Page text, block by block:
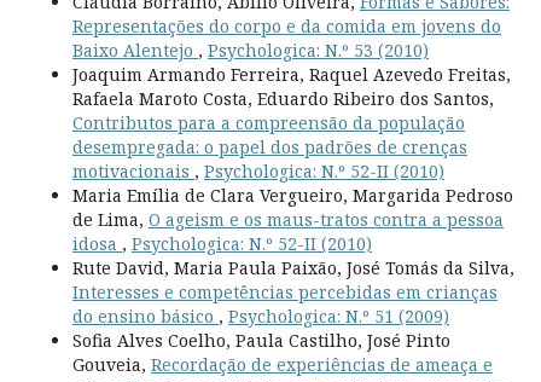
Representações do corpo e da comida em jovens do
Baixo Alentejo , Psychologica: N.º 53 (2010)
Joaquim Armando Ferreira, Raquel Azevedo Freitas,
Rafaela Maroto Costa, Eduardo Ribeiro dos Santos,
Contributos para a compreensão da população
desempregada: o papel dos padrões de crenças
motivacionais , Psychologica: N.º 52-II (2010)
Maria Emília de Clara Vergueiro, Margarida Pedroso
de Lima, O ageism e os maus-tratos contra a pessoa
idosa , Psychologica: N.º 52-II (2010)
Rute David, Maria Paula Paixão, José Tomás da Silva,
Interesses e competências percebidas em crianças
do ensino básico , Psychologica: N.º 51 (2009)
Sofia Alves Coelho, Paula Castilho, José Pinto
Gouveia, Recordação de experiências de ameaça e